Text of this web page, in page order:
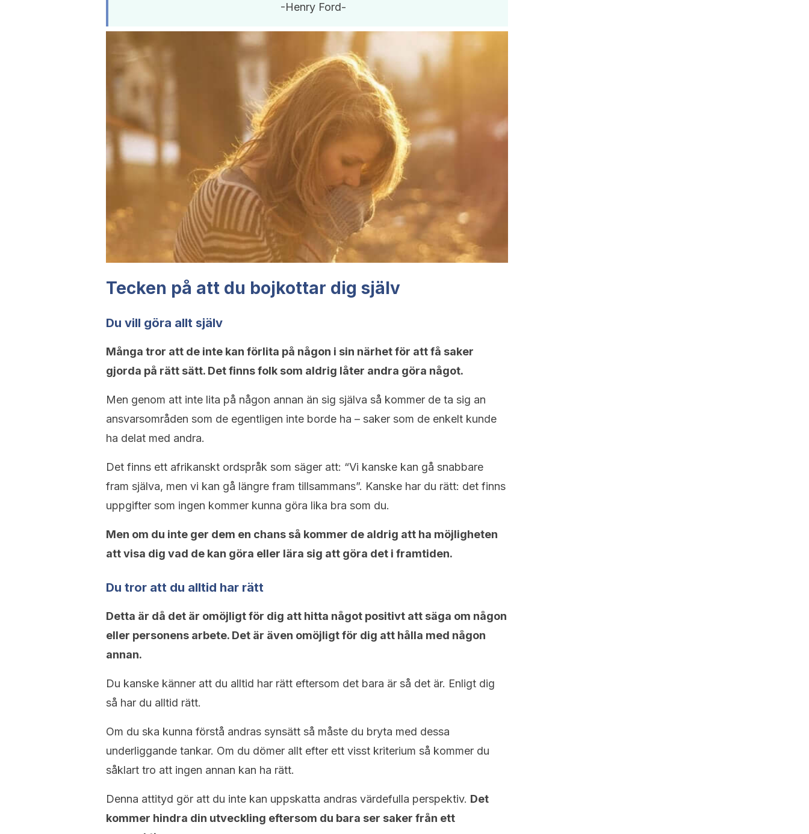
-Henry Ford-
Tecken på att du bojkottar dig själv
Du vill göra allt själv
Många tror att de inte kan förlita på någon i sin närhet för att få saker
gjorda på rätt sätt. Det finns folk som aldrig låter andra göra något.
Men genom att inte lita på någon annan än sig själva så kommer de ta sig an
ansvarsområden som de egentligen inte borde ha – saker som de enkelt kunde
ha delat med andra.
Det finns ett afrikanskt ordspråk som säger att: “Vi kanske kan gå snabbare
fram själva, men vi kan gå längre fram tillsammans”. Kanske har du rätt: det finns
uppgifter som ingen kommer kunna göra lika bra som du.
Men om du inte ger dem en chans så kommer de aldrig att ha möjligheten
att visa dig vad de kan göra eller lära sig att göra det i framtiden.
Du tror att du alltid har rätt
Detta är då det är omöjligt för dig att hitta något positivt att säga om någon
eller personens arbete. Det är även omöjligt för dig att hålla med någon
annan.
Du kanske känner att du alltid har rätt eftersom det bara är så det är. Enligt dig
så har du alltid rätt.
Om du ska kunna förstå andras synsätt så måste du bryta med dessa
underliggande tankar. Om du dömer allt efter ett visst kriterium så kommer du
såklart tro att ingen annan kan ha rätt.
Denna attityd gör att du inte kan uppskatta andras värdefulla perspektiv. Det
kommer hindra din utveckling eftersom du bara ser saker från ett